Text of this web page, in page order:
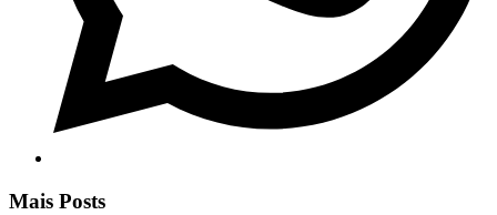
Mais Posts